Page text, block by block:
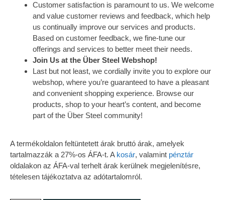
Customer satisfaction is paramount to us. We welcome
and value customer reviews and feedback, which help
us continually improve our services and products.
Based on customer feedback, we fine-tune our
offerings and services to better meet their needs.
Join Us at the Über Steel Webshop!
Last but not least, we cordially invite you to explore our
webshop, where you’re guaranteed to have a pleasant
and convenient shopping experience. Browse our
products, shop to your heart’s content, and become
part of the Über Steel community!
A termékoldalon feltüntetett árak bruttó árak, amelyek
tartalmazzák a 27%-os ÁFA-t. A kosár, valamint pénztár
oldalakon az ÁFA-val terhelt árak kerülnek megjelenítésre,
tételesen tájékoztatva az adótartalomról.